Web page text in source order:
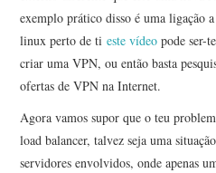
exemplo prático disso é uma ligação
linux perto de tieste vídeo pode ser-
criar uma VPN, ou então basta
ofertas de VPN na Internet.
Agora vamos supor que o teu
load balancer, talvez seja uma
servidores envolvidos, onde apenas